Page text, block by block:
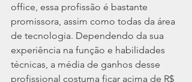
office, essa profissão é bastante
promissora, assim como todas da área
de tecnologia. Dependendo da sua
experiência na função e habilidades
técnicas, a média de ganhos desse
profissional costuma ficar acima de R$